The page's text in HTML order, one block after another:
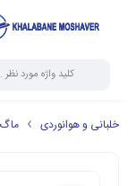
خلبانی و هوانوردی